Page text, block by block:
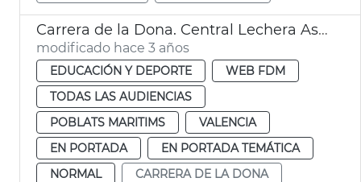
Carrera de la Dona. Central Lechera Asturiana
modificado hace 3 años
EDUCACIÓN Y DEPORTE
WEB FDM
TODAS LAS AUDIENCIAS
POBLATS MARITIMS
VALENCIA
EN PORTADA
EN PORTADA TEMÁTICA
NORMAL
CARRERA DE LA DONA